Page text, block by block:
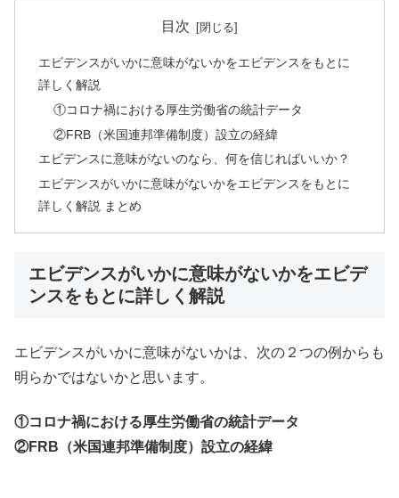
目次
エビデンスがいかに意味がないかをエビデンスをもとに
詳しく解説
①コロナ禍における厚生労働省の統計データ
②FRB（米国連邦準備制度）設立の経緯
エビデンスに意味がないのなら、何を信じればいいか？
エビデンスがいかに意味がないかをエビデンスをもとに
詳しく解説 まとめ
エビデンスがいかに意味がないかをエビデ
ンスをもとに詳しく解説
エビデンスがいかに意味がないかは、次の２つの例からも
明らかではないかと思います。
①コロナ禍における厚生労働省の統計データ
②FRB（米国連邦準備制度）設立の経緯